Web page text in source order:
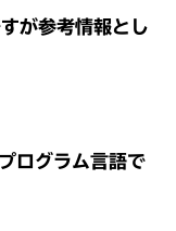
が参考情報とし
ログラム言語で